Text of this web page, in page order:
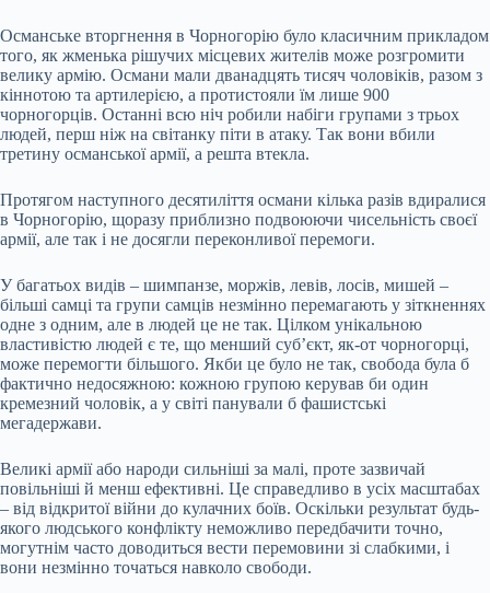
Османське вторгнення в Чорногорію було класичним прикладом
того, як жменька рішучих місцевих жителів може розгромити
велику армію. Османи мали дванадцять тисяч чоловіків, разом з
кіннотою та артилерією, а протистояли їм лише 900
чорногорців. Останні всю ніч робили набіги групами з трьох
людей, перш ніж на світанку піти в атаку. Так вони вбили
третину османської армії, а решта втекла.
Протягом наступного десятиліття османи кілька разів вдиралися
в Чорногорію, щоразу приблизно подвоюючи чисельність своєї
армії, але так і не досягли переконливої перемоги.
У багатьох видів – шимпанзе, моржів, левів, лосів, мишей –
більші самці та групи самців незмінно перемагають у зіткненнях
одне з одним, але в людей це не так. Цілком унікальною
властивістю людей є те, що менший суб’єкт, як-от чорногорці,
може перемогти більшого. Якби це було не так, свобода була б
фактично недосяжною: кожною групою керував би один
кремезний чоловік, а у світі панували б фашистські
мегадержави.
Великі армії або народи сильніші за малі, проте зазвичай
повільніші й менш ефективні. Це справедливо в усіх масштабах
– від відкритої війни до кулачних боїв. Оскільки результат будь-
якого людського конфлікту неможливо передбачити точно,
могутнім часто доводиться вести перемовини зі слабкими, і
вони незмінно точаться навколо свободи.